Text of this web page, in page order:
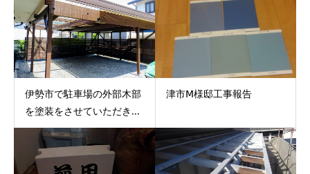
伊勢市で駐車場の外部木部
を塗装をさせていただき...
津市Ⅿ様邸工事報告